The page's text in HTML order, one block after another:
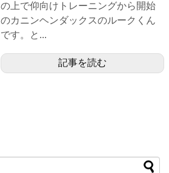
の上で仰向けトレーニングから開始
のカニンヘンダックスのルークくん
です。と...
記事を読む